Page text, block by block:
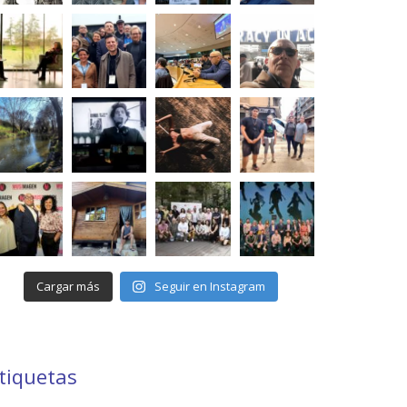
Cargar más Seguir en Instagram